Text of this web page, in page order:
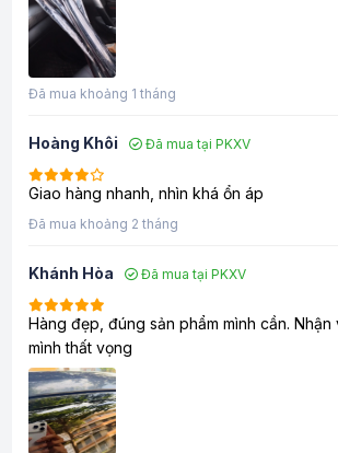
Đã mua khoảng 1 tháng
Hoàng Khôi Đã mua tại PKXV
Giao hàng nhanh, nhìn khá ổn áp
Đã mua khoảng 2 tháng
Khánh Hòa Đã mua tại PKXV
Hàng đẹp, đúng sản phẩm mình cần. Nhận
mình thất vọng